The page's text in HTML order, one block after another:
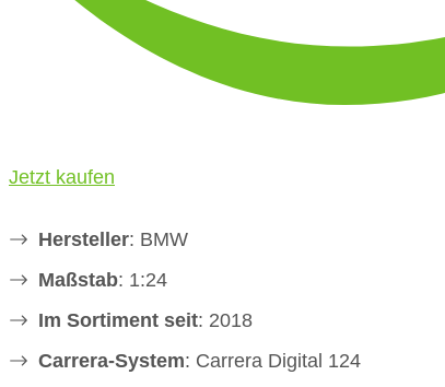
Jetzt kaufen
Hersteller: BMW
Maßstab: 1:24
Im Sortiment seit: 2018
Carrera-System: Carrera Digital 124